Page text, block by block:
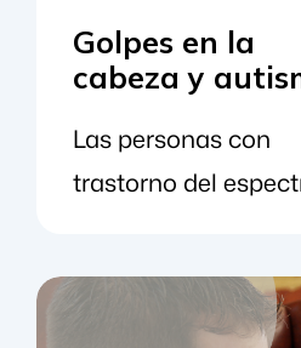
Golpes en la
cabeza y
Las personas con
trastorno del
las cosas de forma
diferente a los